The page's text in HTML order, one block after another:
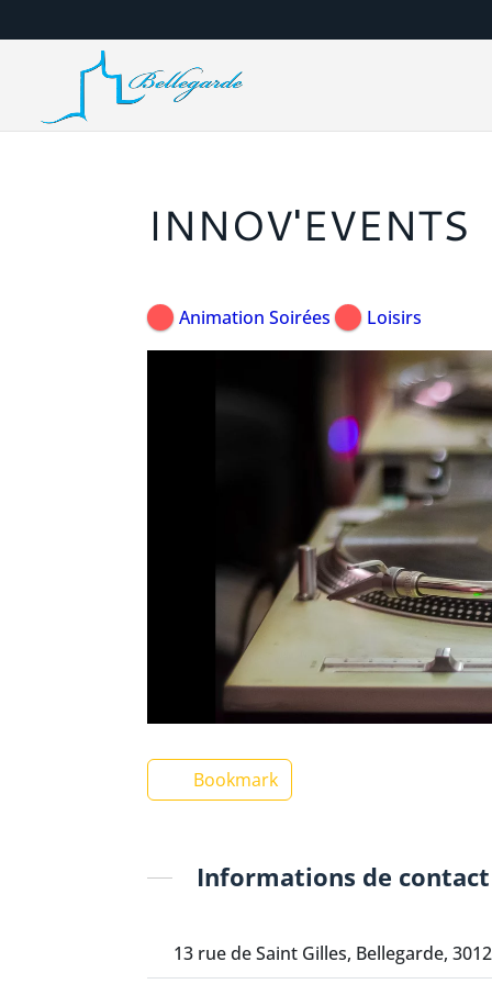
INNOV'EVENTS
Animation Soirées Loisirs
Bookmark
Informations de contact
13 rue de Saint Gilles, Bellegarde,